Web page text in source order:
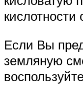
Если Вы
земляную